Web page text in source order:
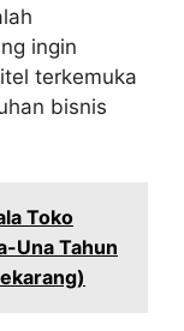
ingin
terkemuka
bisnis
Toko
Una Tahun